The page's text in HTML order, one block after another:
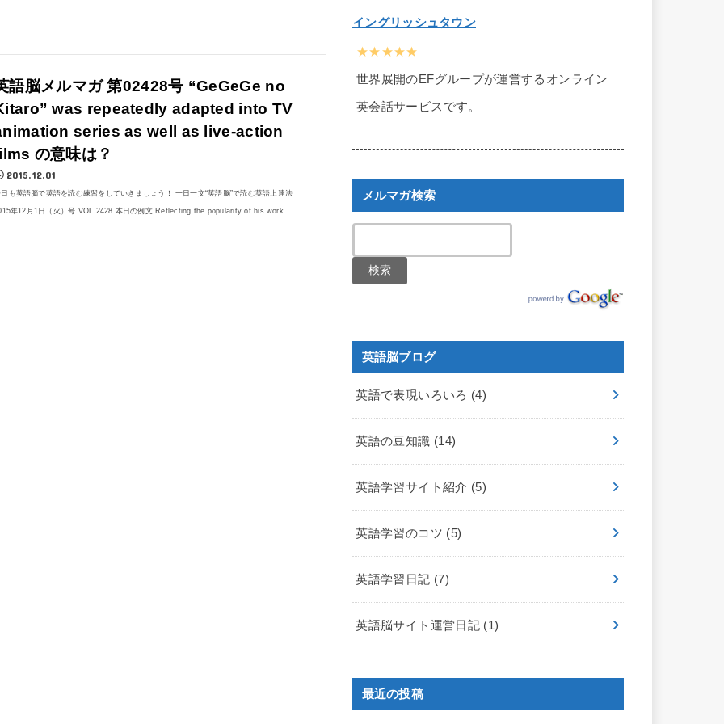
語脳メルマガ 第02428号 “GeGeGe no
was repeatedly adapted into TV
series as well as live-action
の意味は？
2015.12.01
も英語脳で英語を読む練習をしていきましょう！ 一日一文“英語脳”で読む英語上達法
年12月1日（火）号 VOL.2428 本日の例文 Reflecting the popularity of his work...
イングリッシュタウン
★★★★★
世界展開のEFグループが運営するオンライン
英会話サービスです。
メルマガ検索
英語脳ブログ
英語で表現いろいろ (4)
英語の豆知識 (14)
英語学習サイト紹介 (5)
英語学習のコツ (5)
英語学習日記 (7)
英語脳サイト運営日記 (1)
最近の投稿